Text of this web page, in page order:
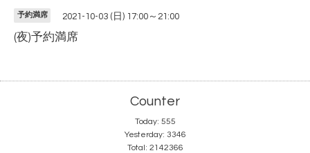
予約満席 2021-10-03 (日) 17:00～21:00
(夜)予約満席
Counter
Today: 555
Yesterday: 3346
Total: 2142366